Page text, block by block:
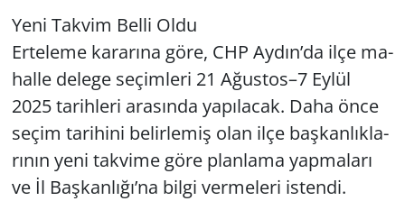
Yeni Tak­vim Belli Oldu
Er­te­le­me ka­ra­rı­na göre, CHP Aydın’da ilçe ma­
hal­le de­le­ge se­çim­le­ri 21 Ağus­tos–7 Eylül
2025 ta­rih­le­ri ara­sın­da ya­pı­la­cak. Daha önce
seçim ta­ri­hi­ni be­lir­le­miş olan ilçe baş­kan­lık­la­
rı­nın yeni tak­vi­me göre plan­la­ma yap­ma­la­rı
ve İl Baş­kan­lı­ğı’na bilgi ver­me­le­ri is­ten­di.